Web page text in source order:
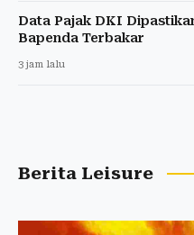
Data Pajak DKI
Bapenda Terbakar
3 jam lalu
Berita Leisure